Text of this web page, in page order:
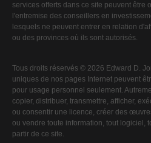
services offerts dans ce site peuvent être
l'entremise des conseillers en
lesquels ne peuvent entrer en relation
ou des provinces où ils sont autorisés.
Tous droits réservés © 2026 Edward D.
uniques de nos pages Internet peuvent
pour usage personnel seulement.
copier, distribuer, transmettre, afficher,
ou consentir une licence, créer des
ou vendre toute information, tout logiciel,
partir de ce site.